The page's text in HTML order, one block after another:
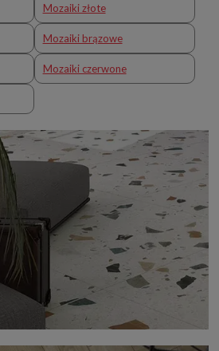
Mozaiki złote
Mozaiki brązowe
Mozaiki czerwone